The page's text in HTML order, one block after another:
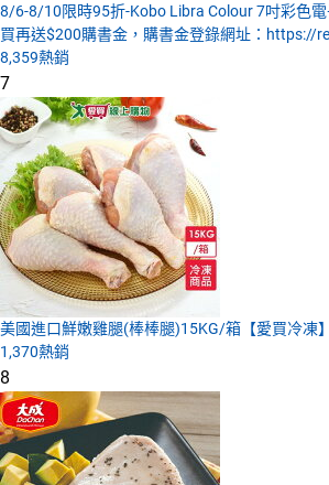
8/6-8/10限時95折-Kobo Libra Colour 7吋彩色
買再送$200購書金，購書金登錄網址：https://
8,359熱銷
7
美國進口鮮嫩雞腿(棒棒腿)15KG/箱【愛買冷凍】
1,370熱銷
8